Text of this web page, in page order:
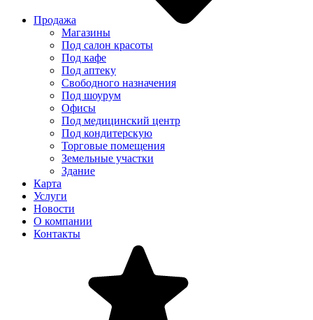
Продажа
Магазины
Под салон красоты
Под кафе
Под аптеку
Свободного назначения
Под шоурум
Офисы
Под медицинский центр
Под кондитерскую
Торговые помещения
Земельные участки
Здание
Карта
Услуги
Новости
О компании
Контакты